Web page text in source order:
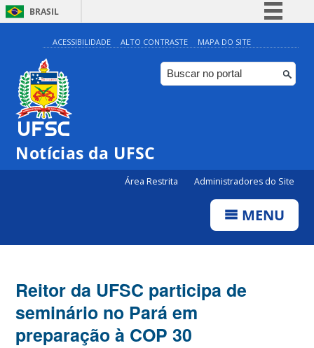
BRASIL
Simplifique!
Comunica BR
Participe
ACESSIBILIDADE ALTO CONTRASTE MAPA DO SITE
Notícias da UFSC
Área Restrita Administradores do Site
MENU
Reitor da UFSC participa de
seminário no Pará em
preparação à COP 30